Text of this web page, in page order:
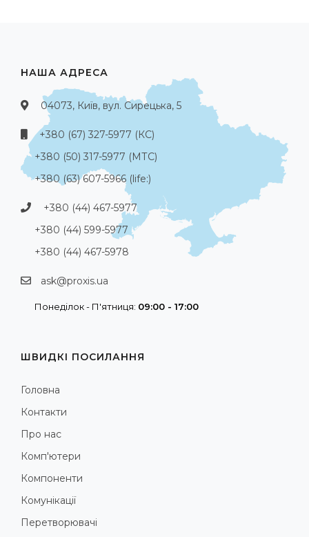
НАША АДРЕСА
04073, Київ, вул. Сирецька, 5
+380 (67) 327-5977 (КС)
+380 (50) 317-5977 (МТС)
+380 (63) 607-5966 (life:)
+380 (44) 467-5977
+380 (44) 599-5977
+380 (44) 467-5978
ask@proxis.ua
Понеділок - П'ятниця: 09:00 - 17:00
ШВИДКІ ПОСИЛАННЯ
Головна
Контакти
Про нас
Комп'ютери
Компоненти
Комунікації
Перетворювачі